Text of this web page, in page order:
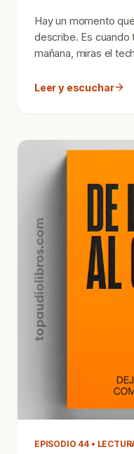
Hay un momento
describe. Es cuando
mañana, miras el
Leer y escuchar
EPISODIO 44 •